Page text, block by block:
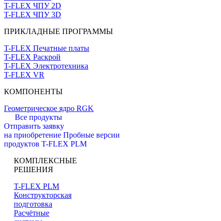
T-FLEX ЧПУ 2D
T-FLEX ЧПУ 3D
ПРИКЛАДНЫЕ ПРОГРАММЫ
T-FLEX Печатные платы
T-FLEX Раскрой
T-FLEX Электротехника
T-FLEX VR
КОМПОНЕНТЫ
Геометрическое ядро RGK
Все продукты
Отправить заявку
на приобретение Пробные версии
продуктов T-FLEX PLM
КОМПЛЕКСНЫЕ
РЕШЕНИЯ
T-FLEX PLM
Конструкторская
подготовка
Расчётные